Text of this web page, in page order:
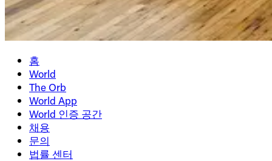
홈
World
The Orb
World App
World 인증 공간
채용
문의
법률 센터